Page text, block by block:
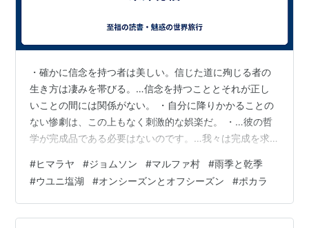
・確かに信念を持つ者は美しい。信じた道に殉じる者の
生き方は凄みを帯びる。…信念を持つこととそれが正し
いことの間には関係がない。 ・自分に降りかかることの
ない惨劇は、この上もなく刺激的な娯楽だ。 ・…彼の哲
学が完成品である必要はないのです。…我々は完成を求
歩に応じて不断にアレンジが加えられ続けることこそ
が、既にして完成なのだとも言えはしないでしょうか。
・尊さは脆く、地獄は近い。 ☆ ☆ ☆ ☆ ☆ 2001年にネ
パールで実際に起きた王室の殺害事件をミステリー小説
#ヒマラヤ #ジョムソン #マルファ村 #雨季と乾季
#ウユニ塩湖 #オンシーズンとオフシーズン #ポカラ